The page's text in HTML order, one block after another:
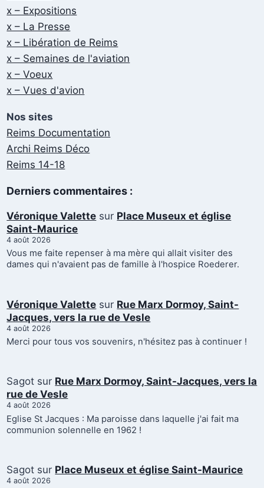
x – Expositions
x – La Presse
x – Libération de Reims
x – Semaines de l'aviation
x – Voeux
x – Vues d'avion
Nos sites
Reims Documentation
Archi Reims Déco
Reims 14-18
Derniers commentaires :
Véronique Valette sur Place Museux et église
Saint-Maurice
4 août 2026
Vous me faite repenser à ma mère qui allait visiter des
dames qui n'avaient pas de famille à l'hospice Roederer.
Véronique Valette sur Rue Marx Dormoy, Saint-
Jacques, vers la rue de Vesle
4 août 2026
Merci pour tous vos souvenirs, n'hésitez pas à continuer !
Sagot sur Rue Marx Dormoy, Saint-Jacques, vers la
rue de Vesle
4 août 2026
Eglise St Jacques : Ma paroisse dans laquelle j'ai fait ma
communion solennelle en 1962 !
Sagot sur Place Museux et église Saint-Maurice
4 août 2026